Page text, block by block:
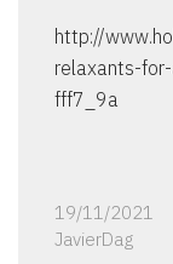
http://
relaxants-
fff7_9a
19/11/2021
JavierDag